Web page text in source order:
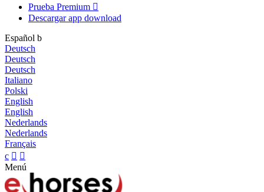
Prueba Premium 
Descargar app download
Español b
Deutsch
Deutsch
Deutsch
Italiano
Polski
English
English
Nederlands
Nederlands
Français
c  
Menú